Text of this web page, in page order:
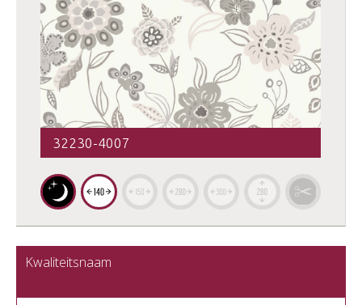
32230-4007
Kwaliteitsnaam